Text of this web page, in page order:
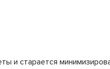
и старается